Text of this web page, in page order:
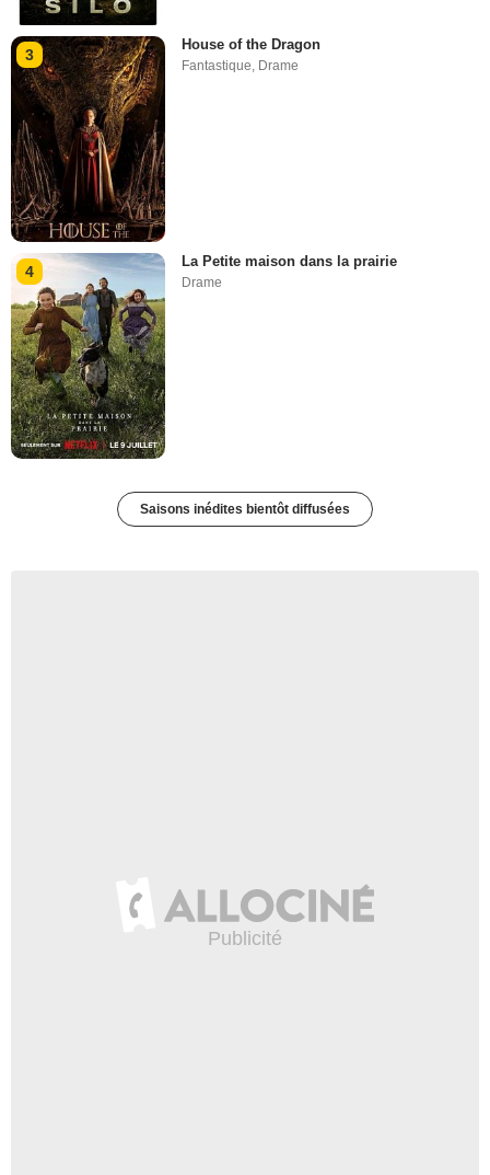
3
House of the Dragon
Fantastique Drame
4
La Petite maison dans la prairie
Drame
Saisons inédites bientôt diffusées